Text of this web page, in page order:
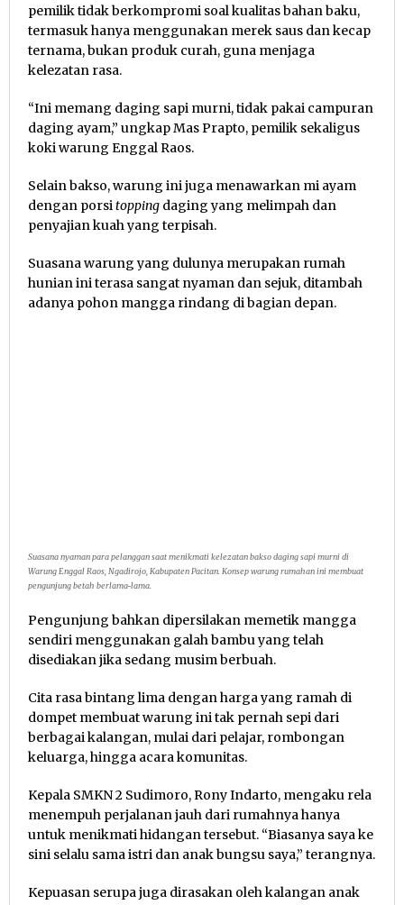
pemilik tidak berkompromi soal kualitas bahan baku,
termasuk hanya menggunakan merek saus dan kecap
ternama, bukan produk curah, guna menjaga
kelezatan rasa.
“Ini memang daging sapi murni, tidak pakai campuran
daging ayam,” ungkap Mas Prapto, pemilik sekaligus
koki warung Enggal Raos.
Selain bakso, warung ini juga menawarkan mi ayam
dengan porsitopping daging yang melimpah dan
penyajian kuah yang terpisah.
Suasana warung yang dulunya merupakan rumah
hunian ini terasa sangat nyaman dan sejuk, ditambah
adanya pohon mangga rindang di bagian depan.
Suasana nyaman para pelanggan saat menikmati kelezatan bakso daging sapi murni di
Warung Enggal Raos, Ngadirojo, Kabupaten Pacitan. Konsep warung rumahan ini membuat
pengunjung betah berlama-lama.
Pengunjung bahkan dipersilakan memetik mangga
sendiri menggunakan galah bambu yang telah
disediakan jika sedang musim berbuah.
Cita rasa bintang lima dengan harga yang ramah di
dompet membuat warung ini tak pernah sepi dari
berbagai kalangan, mulai dari pelajar, rombongan
keluarga, hingga acara komunitas.
Kepala SMKN 2 Sudimoro, Rony Indarto, mengaku rela
menempuh perjalanan jauh dari rumahnya hanya
untuk menikmati hidangan tersebut. “Biasanya saya ke
sini selalu sama istri dan anak bungsu saya,” terangnya.
Kepuasan serupa juga dirasakan oleh kalangan anak